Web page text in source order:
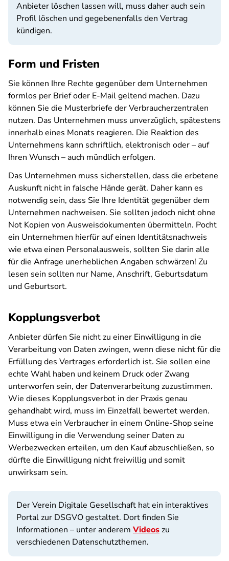
Anbieter löschen lassen will, muss daher auch sein
Profil löschen und gegebenenfalls den Vertrag
kündigen.
Form und Fristen
Sie können Ihre Rechte gegenüber dem Unternehmen
formlos per Brief oder E-Mail geltend machen. Dazu
können Sie die Musterbriefe der Verbraucherzentralen
nutzen. Das Unternehmen muss unverzüglich, spätestens
innerhalb eines Monats reagieren. Die Reaktion des
Unternehmens kann schriftlich, elektronisch oder – auf
Ihren Wunsch – auch mündlich erfolgen.
Das Unternehmen muss sicherstellen, dass die erbetene
Auskunft nicht in falsche Hände gerät. Daher kann es
notwendig sein, dass Sie Ihre Identität gegenüber dem
Unternehmen nachweisen. Sie sollten jedoch nicht ohne
Not Kopien von Ausweisdokumenten übermitteln. Pocht
ein Unternehmen hierfür auf einen Identitätsnachweis
wie etwa einen Personalausweis, sollten Sie darin alle
für die Anfrage unerheblichen Angaben schwärzen! Zu
lesen sein sollten nur Name, Anschrift, Geburtsdatum
und Geburtsort.
Kopplungsverbot
Anbieter dürfen Sie nicht zu einer Einwilligung in die
Verarbeitung von Daten zwingen, wenn diese nicht für die
Erfüllung des Vertrages erforderlich ist. Sie sollen eine
echte Wahl haben und keinem Druck oder Zwang
unterworfen sein, der Datenverarbeitung zuzustimmen.
Wie dieses Kopplungsverbot in der Praxis genau
gehandhabt wird, muss im Einzelfall bewertet werden.
Muss etwa ein Verbraucher in einem Online-Shop seine
Einwilligung in die Verwendung seiner Daten zu
Werbezwecken erteilen, um den Kauf abzuschließen, so
dürfte die Einwilligung nicht freiwillig und somit
unwirksam sein.
Der Verein Digitale Gesellschaft hat ein interaktives
Portal zur DSGVO gestaltet. Dort finden Sie
Informationen – unter anderem Videoszu
verschiedenen Datenschutzthemen.